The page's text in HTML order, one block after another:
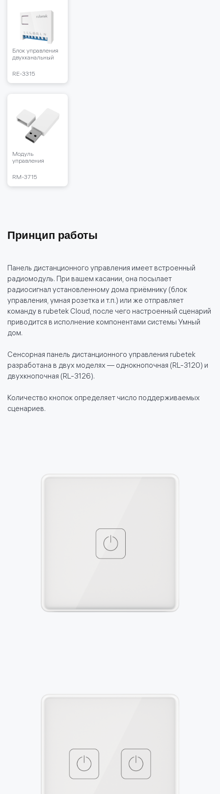
Блок управления
двухканальный
RE-3315
Модуль
управления
RM-3715
Принцип работы
Панель дистанционного управления имеет встроенный
радиомодуль. При вашем касании, она посылает
радиосигнал установленному дома приёмнику (блок
управления, умная розетка и т.п.) или же отправляет
команду в rubetek Cloud, после чего настроенный сценарий
приводится в исполнение компонентами системы Умный
дом.
Сенсорная панель дистанционного управления rubetek
разработана в двух моделях — однокнопочная (RL-3120) и
двухкнопочная (RL-3126).
Количество кнопок определяет число поддерживаемых
сценариев.